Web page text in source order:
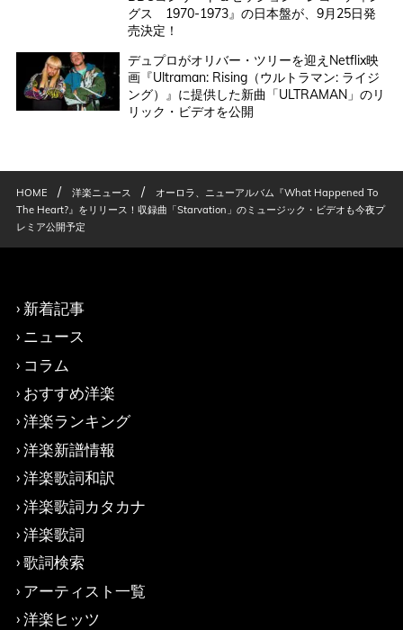
グス 1970-1973』の日本盤が、9月25日発
売決定！
デュプロがオリバー・ツリーを迎えNetflix映
画『Ultraman: Rising（ウルトラマン: ライジ
ング）』に提供した新曲「ULTRAMAN」のリ
リック・ビデオを公開
HOME / 洋楽ニュース /
オーロラ、ニューアルバム『What Happened To
The Heart?』をリリース！収録曲「Starvation」のミュージック・ビデオも今夜プ
レミア公開予定
新着記事
ニュース
コラム
おすすめ洋楽
洋楽ランキング
洋楽新譜情報
洋楽歌詞和訳
洋楽歌詞カタカナ
洋楽歌詞
歌詞検索
アーティスト一覧
洋楽ヒッツ